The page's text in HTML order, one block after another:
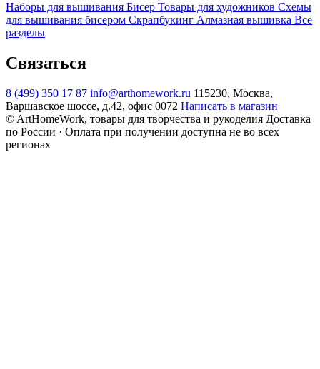
Наборы для вышивания Бисер Товары для художников Схемы
для вышивания бисером Скрапбукинг Алмазная вышивка Все
разделы
Связаться
8 (499) 350 17 87 info@arthomework.ru 115230, Москва,
Варшавское шоссе, д.42, офис 0072 Написать в магазин
© ArtHomeWork, товары для творчества и рукоделия Доставка
по России · Оплата при получении доступна не во всех
регионах